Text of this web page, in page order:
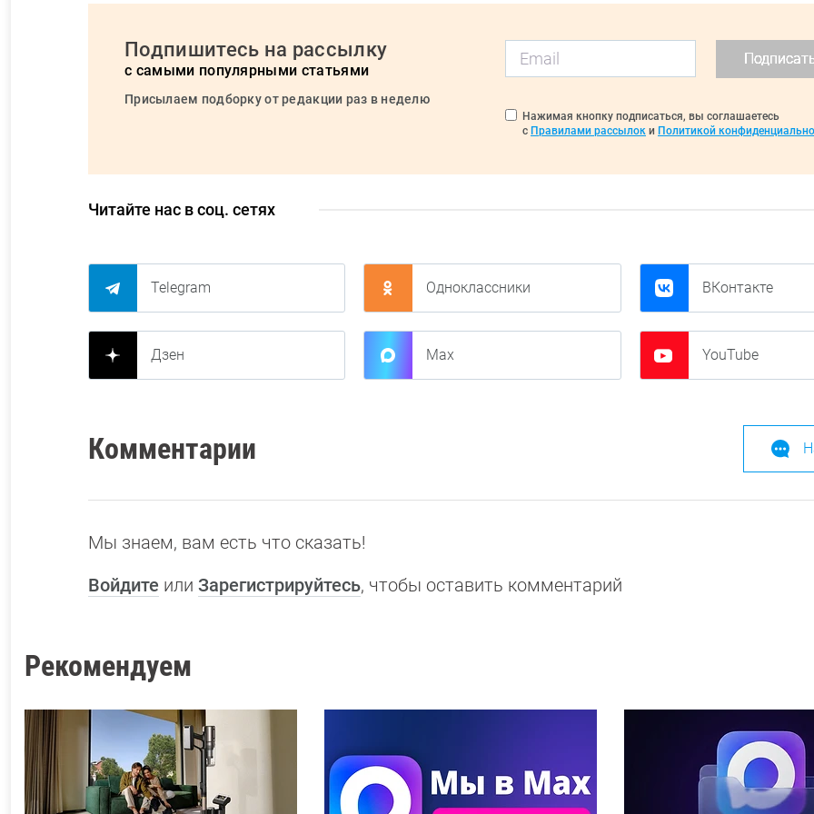
Подпишитесь на рассылку
с самыми популярными статьями
Присылаем подборку от редакции раз в неделю
Нажимая кнопку подписаться, вы соглашаетесь
с Правилами рассылок и Политикой
Читайте нас в соц. сетях
Telegram Одноклассники ВКонтакте
Дзен Max YouTube
Комментарии
Мы знаем, вам есть что сказать!
Войдите или Зарегистрируйтесь, чтобы оставить комментарий
Рекомендуем